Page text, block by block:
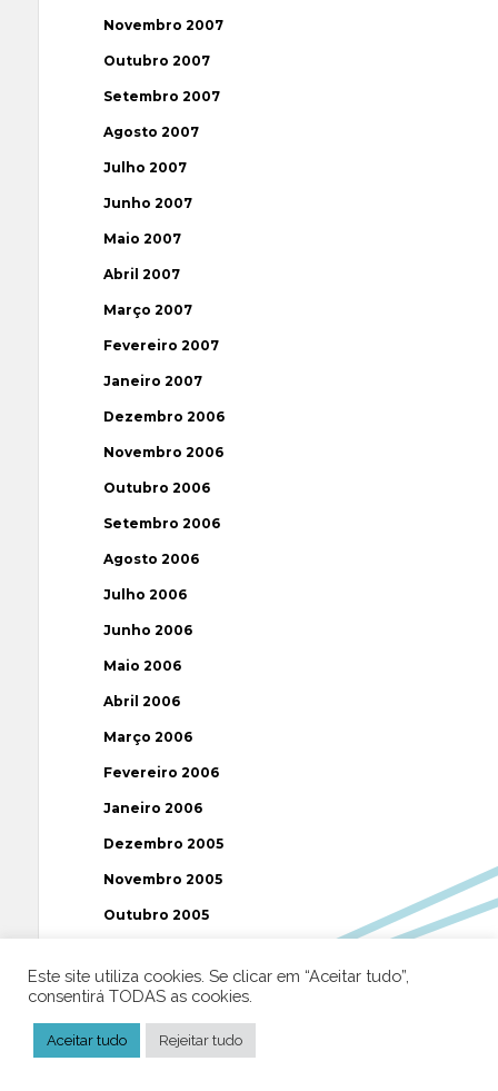
Novembro 2007
Outubro 2007
Setembro 2007
Agosto 2007
Julho 2007
Junho 2007
Maio 2007
Abril 2007
Março 2007
Fevereiro 2007
Janeiro 2007
Dezembro 2006
Novembro 2006
Outubro 2006
Setembro 2006
Agosto 2006
Julho 2006
Junho 2006
Maio 2006
Abril 2006
Março 2006
Fevereiro 2006
Janeiro 2006
Dezembro 2005
Novembro 2005
Outubro 2005
Agosto 2005
Julho 2005
Junho 2005
Este site utiliza cookies. Se clicar em “Aceitar tudo”,
consentirá TODAS as cookies.
Aceitar tudo Rejeitar tudo